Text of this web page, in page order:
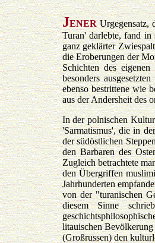
JENER Urgegensatz,
Turan' darlebte, fand in
ganz geklärter
die Eroberungen der
Schichten des
besonders
ebenso bestrittene wie
aus der Andersheit des
In der polnischen
'Sarmatismus', die in
der südöstlichen
den Barbaren des
Zugleich betrachtete
den Übergriffen
Jahrhunderten
von der "turanischen
diesem Sinne
litauischen
(Großrussen) den